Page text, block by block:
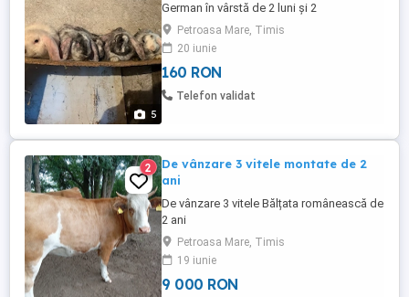
5
German în vârstă de 2 luni și 2
săptămâni.Sunt vaccinați și
deparazitați.Pentru mai multe detalii nu
ezitați să mă contactați!!
Petroasa Mare, Timis
20 iunie
160 RON
Telefon validat
2
De vânzare 3 vitele montate de 2
ani
De vânzare 3 vitele Bălțata românească de
2 ani
Petroasa Mare, Timis
19 iunie
9 000 RON